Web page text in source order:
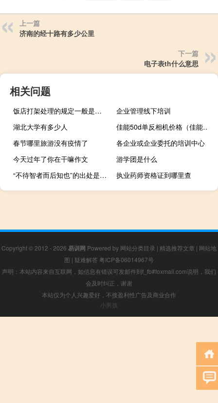
上一篇
济南的经十路有多少公里
下一篇
电子表th什么意思
相关问题
饭店打架处理的规定一般是什么
企业管理线下培训
湖北大学有多少人
佳能50d单反相机价格（佳能50d单反相机）
春节哪里旅游没有疫情了
各企业或企业委托的培训中心
今天过年了你在干嘛作文
游学团是什么
“不待智者而后知也”的出处是哪里
执业药师资格证到哪里查
Copyright © 2012 - 2026 易训网 Powered by 网站分类目录 | 精选推荐文章 | 网站地
图 | 疑难解答 粤ICP备06014967号
声明：本站内容来自互联网，如信息有错误可发邮件到f_fb#foxmail.com说明，我们
会及时纠正，谢谢
本站仅为个人兴趣爱好，不接盈利性广告及商业合作
小男孩